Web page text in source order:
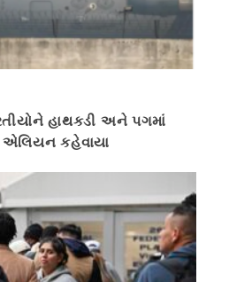
હાથકડી અને પગમાં
એલિયન કહેવાયા